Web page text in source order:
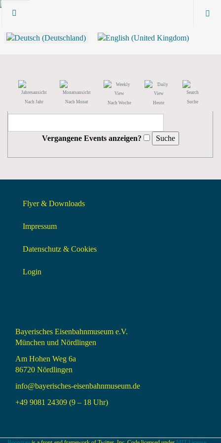
Nach Jahr Nach Monat Nach Woche Heute Suche
Vergangene Events anzeigen?
Flyer & Downloads
Impressum
Datenschutz & Cookies
Login
Bayerisches Eisenbahnmuseum e.V.
München und Nördlingen
Am Hohen Weg 6a
86720 Nördlingen
info@bayerisches-eisenbahnmuseum.de
+49 9081 24309 (9 – 18 Uhr)